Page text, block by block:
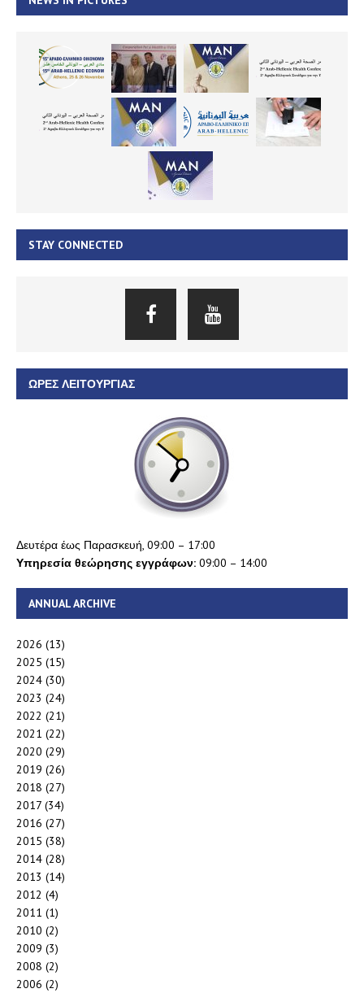
STAY CONNECTED
ΏΡΕΣ ΛΕΙΤΟΥΡΓΊΑΣ
Δευτέρα έως Παρασκευή, 09:00 – 17:00
Υπηρεσία θεώρησης εγγράφων: 09:00 – 14:00
ANNUAL ARCHIVE
2026 (13)
2025 (15)
2024 (30)
2023 (24)
2022 (21)
2021 (22)
2020 (29)
2019 (26)
2018 (27)
2017 (34)
2016 (27)
2015 (38)
2014 (28)
2013 (14)
2012 (4)
2011 (1)
2010 (2)
2009 (3)
2008 (2)
2006 (2)